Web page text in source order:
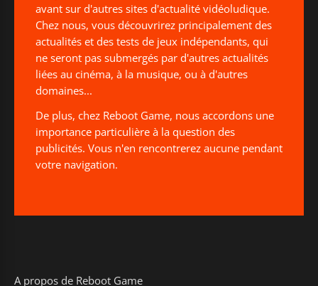
avant sur d'autres sites d'actualité vidéoludique.
Chez nous, vous découvrirez principalement des
actualités et des tests de jeux indépendants, qui
ne seront pas submergés par d'autres actualités
liées au cinéma, à la musique, ou à d'autres
domaines...
De plus, chez Reboot Game, nous accordons une
importance particulière à la question des
publicités. Vous n'en rencontrerez aucune pendant
votre navigation.
A propos de Reboot Game